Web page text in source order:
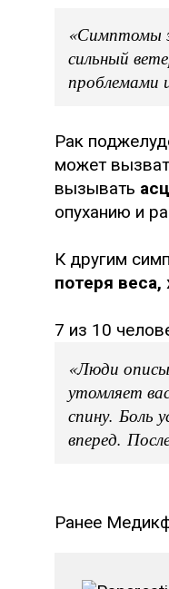
«Симптомы
сильный
проблемами
Рак
может
вызывать
опуханию и
К другим
потеря
7 из 10
«Люди
утомляет
спину. Боль
вперед.
Ранее